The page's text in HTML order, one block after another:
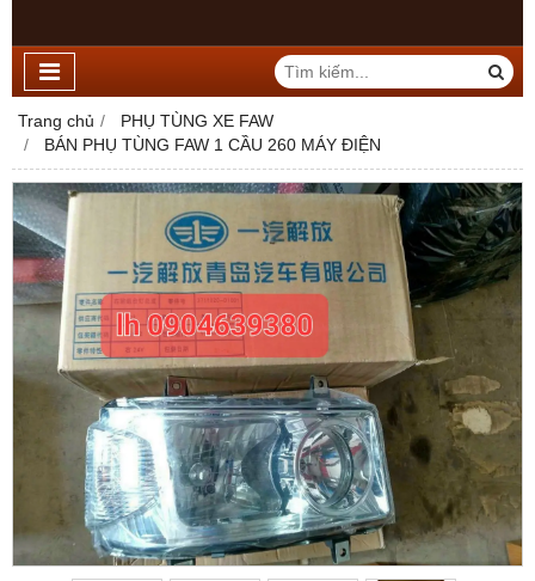
Trang chủ
PHỤ TÙNG XE FAW
BÁN PHỤ TÙNG FAW 1 CẦU 260 MÁY ĐIỆN